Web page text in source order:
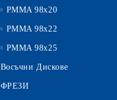
PMMA 98x20
PMMA 98x22
PMMA 98x25
Восъчни Дискове
ФРЕЗИ